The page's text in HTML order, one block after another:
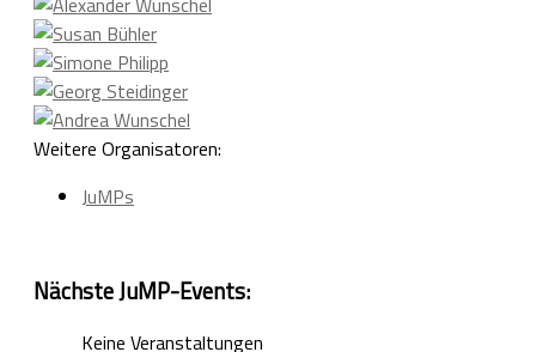
Weitere Organisatoren:
JuMPs
Nächste JuMP-Events:
Keine Veranstaltungen